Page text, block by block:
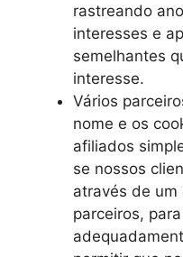
rastreando
interesses e
semelhantes
interesse.
Vários
nome e os
afiliados
se nossos
através de
parceiros,